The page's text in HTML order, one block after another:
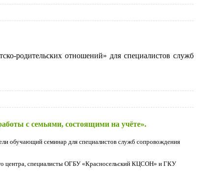
родительских отношений» для специалистов служб
с семьями, состоящими на учёте».
обучающий семинар для специалистов служб сопровождения
центра, специалисты ОГБУ «Красносельский КЦСОН» и ГКУ